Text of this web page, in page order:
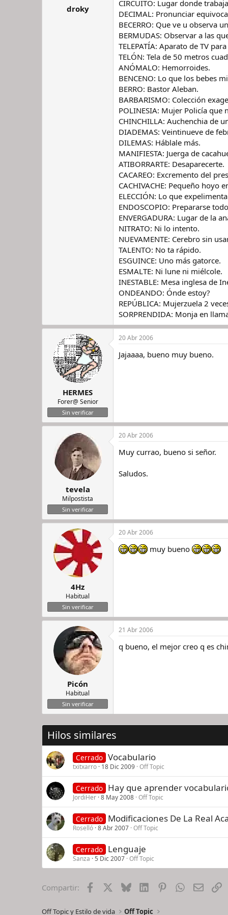
n
droky
CIRCUITO: Lugar donde
DECIMAL: Pronunciar
BECERRO: Que ve u observa
BERMUDAS: Observar a las
TELEPATÍA: Aparato de TV
TELÓN: Tela de 50 metros
ANÓMALO: Hemorroides.
BENCENO: Lo que los bebes
BERRO: Bastor Aleban.
BARBARISMO: Colección
POLINESIA: Mujer Policía que
CHINCHILLA: Auchenchia de
DIADEMAS: Veintinueve de
DILEMAS: Háblale más.
MANIFIESTA: Juerga de
ATIBORRARTE: Desaparecerte.
CACAREO: Excremento del
CACHIVACHE: Pequeño hoyo
ELECCIÓN: Lo que
ENDOSCOPIO: Prepararse
ENVERGADURA: Lugar de la
NITRATO: Ni lo intento.
NUEVAMENTE: Cerebro sin
TALENTO: No ta rápido.
ESGUINCE: Uno más gatorce.
ESMALTE: Ni lune ni miélcole.
INESTABLE: Mesa inglesa de
ONDEANDO: Ónde estoy?
REPÚBLICA: Mujerzuela 2
SORPRENDIDA: Monja en
HERMES
Forer@ Senior
Sin verificar
20 Abr 2006
Jajaaaa, bueno muy bueno.
tevela
Milpostista
Sin verificar
20 Abr 2006
Muy currao, bueno si señor.
Saludos.
4Hz
Habitual
Sin verificar
20 Abr 2006
muy bueno
Picón
Habitual
Sin verificar
21 Abr 2006
q bueno, el mejor creo q es
Hilos similares
Cerrado Vocabulario
txitxarro 18 Dic 2009 Off Topic
Cerrado Hay que aprender
JordiHer 8 May 2008 Off Topic
Cerrado Modificaciones De La Real
Roselló 8 Abr 2007 Off Topic
Cerrado Lenguaje
Sanza 5 Dic 2007 Off Topic
Compartir: Facebook BlueskyLinkedInPinterestWhatsApp
Email
Off Topic y Estilo de vida Off Topic